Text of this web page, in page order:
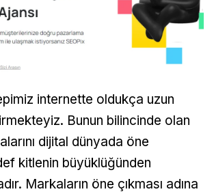
internette oldukça uzun
Bunun bilincinde olan
dijital dünyada öne
kitlenin büyüklüğünden
Markaların öne çıkması adına